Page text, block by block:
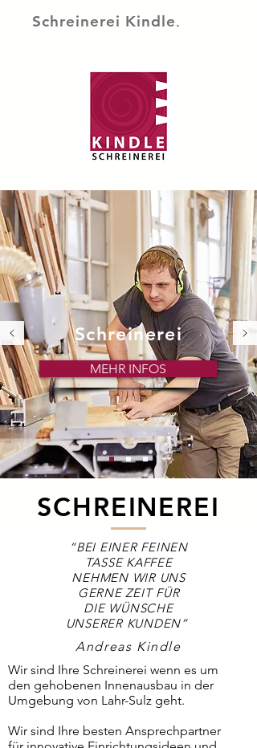
Schreinerei Kindle.
Schreinerei
MEHR INFOS
SCHREINEREI
“BEI EINER FEINEN
TASSE KAFFEE
NEHMEN WIR UNS
GERNE ZEIT FÜR
DIE WÜNSCHE
UNSERER KUNDEN”
Andreas Kindle
Wir sind Ihre Schreinerei wenn es um
den gehobenen Innenausbau in der
Umgebung von Lahr-Sulz geht.
Wir sind Ihre besten Ansprechpartner